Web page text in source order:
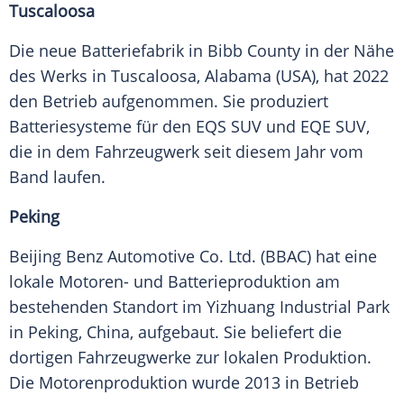
Tuscaloosa
Die neue Batteriefabrik in Bibb County in der Nähe
des Werks in Tuscaloosa, Alabama (USA), hat 2022
den Betrieb aufgenommen. Sie produziert
Batteriesysteme für den EQS SUV und EQE SUV,
die in dem Fahrzeugwerk seit diesem Jahr vom
Band laufen.
Peking
Beijing Benz Automotive Co. Ltd. (BBAC) hat eine
lokale Motoren- und Batterieproduktion am
bestehenden Standort im Yizhuang Industrial Park
in Peking, China, aufgebaut. Sie beliefert die
dortigen Fahrzeugwerke zur lokalen Produktion.
Die Motorenproduktion wurde 2013 in Betrieb